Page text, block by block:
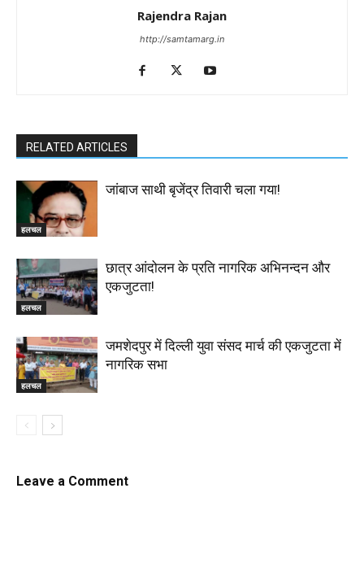
Rajendra Rajan
http://samtamarg.in
RELATED ARTICLES
हलचल
जांबाज साथी बृजेंद्र तिवारी चला गया!
हलचल
छात्र आंदोलन के प्रति नागरिक अभिनन्दन और
एकजुटता!
हलचल
जमशेदपुर में दिल्ली युवा संसद मार्च की एकजुटता में
नागरिक सभा
Leave a Comment